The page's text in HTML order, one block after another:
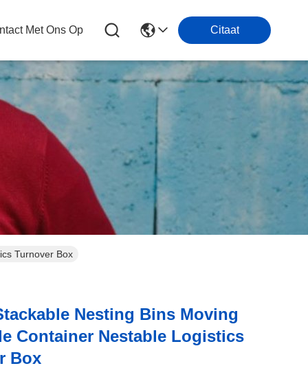
Met Ons Op Citaat
Turnover Box
Nesting Bins Moving
Container Nestable Logistics
Box